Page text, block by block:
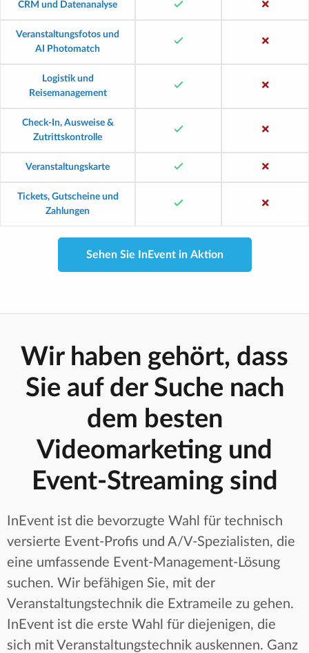
CRM und Datenanalyse
Veranstaltungsfotos und
AI Photomatch
Logistik und
Reisemanagement
Check-In, Ausweise &
Zutrittskontrolle
Veranstaltungskarte
Tickets, Gutscheine und
Zahlungen
Sehen Sie InEvent in Aktion
Wir haben gehört, dass
Sie auf der Suche nach
dem besten
Videomarketing und
Event-Streaming sind
InEvent ist die bevorzugte Wahl für technisch
versierte Event-Profis und A/V-Spezialisten, die
eine umfassende Event-Management-Lösung
suchen. Wir befähigen Sie, mit der
Veranstaltungstechnik die Extrameile zu gehen.
InEvent ist die erste Wahl für diejenigen, die
sich mit Veranstaltungstechnik auskennen. Ganz